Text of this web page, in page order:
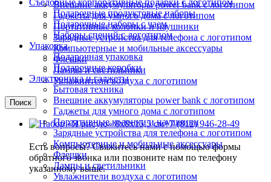
Внешние аккумуляторы power bank с логотипом
Гаджеты для умного дома с логотипом
Портативные колонки и наушники
Зарядные устройства для телефона с логотипом
Компьютерные и мобильные аксессуары
Флешки
Лампы и светильники
Увлажнители воздуха с логотипом
Поиск
+7 (812) 946-28-49
Есть вопросы? Свяжитесь нами с помощью формы
обратного звонка или позвоните нам по телефону
указанному выше.
Подарочные продуктовые наборы
Подарочные наборы с чаем
Наборы специй с логотипом
Упаковка
Подарочная упаковка
Подарочные коробки
Электроника и гаджеты
Бытовая техника
Внешние аккумуляторы power bank с логотипом
Гаджеты для умного дома с логотипом
Портативные колонки и наушники
Зарядные устройства для телефона с логотипом
Компьютерные и мобильные аксессуары
Флешки
Лампы и светильники
Увлажнители воздуха с логотипом